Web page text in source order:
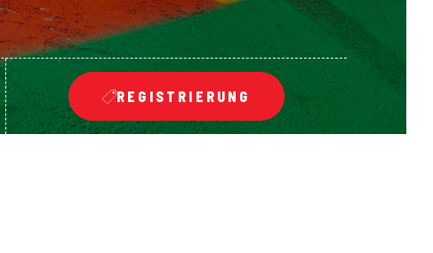
REGISTRIERUNG